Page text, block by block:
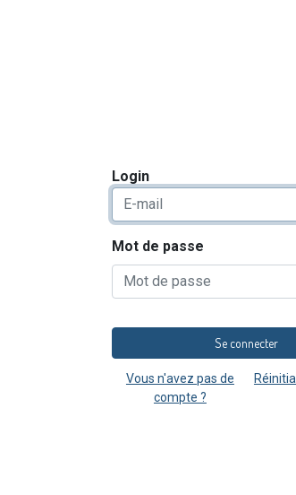
Login
Mot de passe
Se connecter
Vous n'avez pas de
compte ?